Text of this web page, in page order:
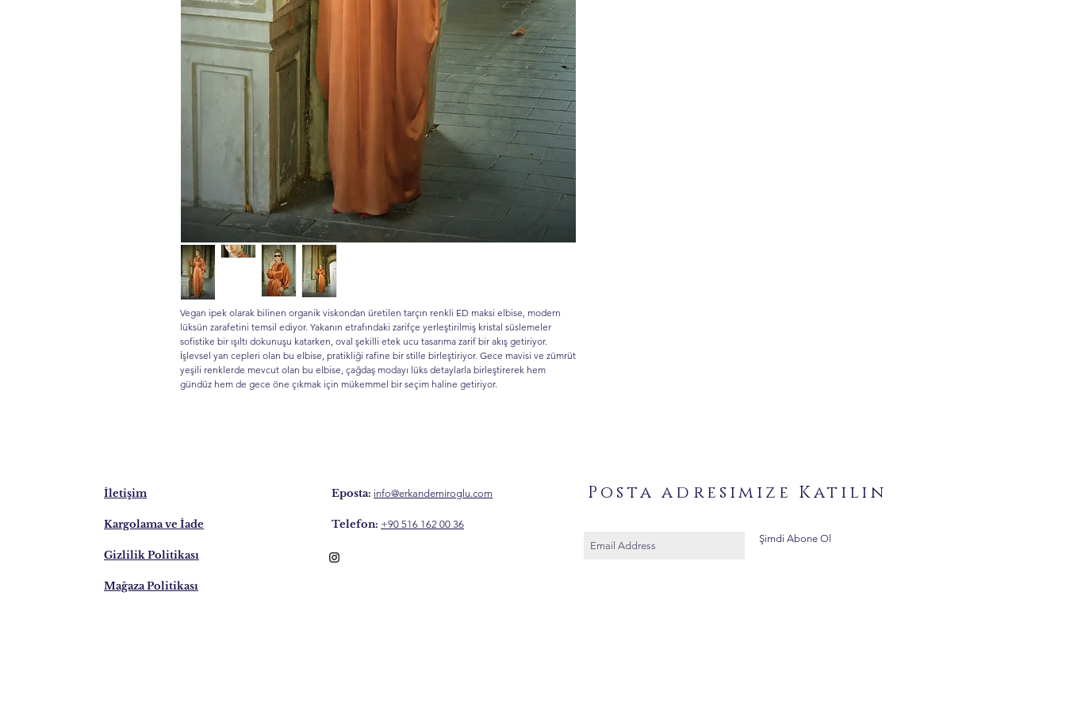
Vegan ipek olarak bilinen organik viskondan üretilen tarçın renkli ED maksi elbise, modern
lüksün zarafetini temsil ediyor. Yakanın etrafındaki zarifçe yerleştirilmiş kristal süslemeler
sofistike bir ışıltı dokunuşu katarken, oval şekilli etek ucu tasarıma zarif bir akış getiriyor.
İşlevsel yan cepleri olan bu elbise, pratikliği rafine bir stille birleştiriyor. Gece mavisi ve zümrüt
yeşili renklerde mevcut olan bu elbise, çağdaş modayı lüks detaylarla birleştirerek hem
gündüz hem de gece öne çıkmak için mükemmel bir seçim haline getiriyor.
İletişim
Kargolama ve İade
Gizlilik Politikası
Mağaza Politikası
Eposta: info@erkandemiroglu.com
Telefon: +90 516 162 00 36
Posta adresimize Katılın
Şimdi Abone Ol